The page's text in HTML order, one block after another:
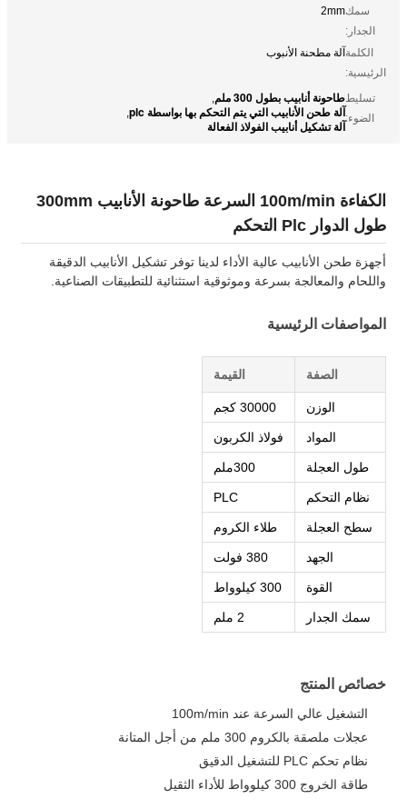
سمك
الجدار:
2mm
الكلمة
الرئيسية:
آلة مطحنة الأنبوب
تسليط
الضوء:
طاحونة أنابيب بطول 300 ملم ,
آلة طحن الأنابيب التي يتم التحكم بها بواسطة plc ,
آلة تشكيل أنابيب الفولاذ الفعالة
الكفاءة 100m/min السرعة طاحونة الأنابيب 300mm
طول الدوار Plc التحكم
أجهزة طحن الأنابيب عالية الأداء لدينا توفر تشكيل الأنابيب الدقيقة
واللحام والمعالجة بسرعة وموثوقية استثنائية للتطبيقات الصناعية.
المواصفات الرئيسية
الصفة القيمة
الوزن 30000 كجم
المواد فولاذ الكربون
طول العجلة 300ملم
نظام التحكم PLC
سطح العجلة طلاء الكروم
الجهد 380 فولت
القوة 300 كيلوواط
سمك الجدار 2 ملم
خصائص المنتج
التشغيل عالي السرعة عند 100m/min
عجلات ملصقة بالكروم 300 ملم من أجل المتانة
نظام تحكم PLC للتشغيل الدقيق
طاقة الخروج 300 كيلوواط للأداء الثقيل